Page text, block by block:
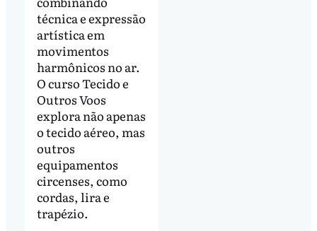
técnica e expressão
artística em
movimentos
harmônicos no ar.
O curso Tecido e
Outros Voos
explora não apenas
o tecido aéreo, mas
outros
equipamentos
circenses, como
cordas, lira e
trapézio.